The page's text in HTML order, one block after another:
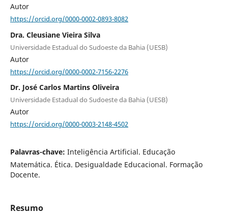
Autor
https://orcid.org/0000-0002-0893-8082
Dra. Cleusiane Vieira Silva
Universidade Estadual do Sudoeste da Bahia (UESB)
Autor
https://orcid.org/0000-0002-7156-2276
Dr. José Carlos Martins Oliveira
Universidade Estadual do Sudoeste da Bahia (UESB)
Autor
https://orcid.org/0000-0003-2148-4502
Palavras-chave: Inteligência Artificial. Educação
Matemática. Ética. Desigualdade Educacional. Formação
Docente.
Resumo